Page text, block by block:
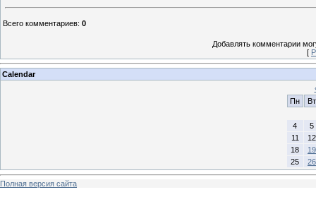
Всего комментариев: 0
Добавлять комментарии
[
Calendar
Пн
Вт
4
5
11
12
18
19
25
26
Полная версия сайта